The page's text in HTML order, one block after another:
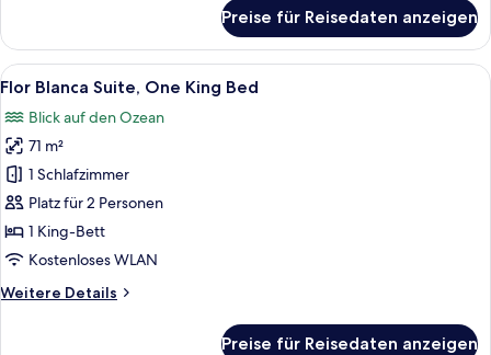
Bed)
anzeigen
(Flor
Blanca,
One
Bed)
Preise für Reisedaten anzeigen
Alle
Fotos
für
Flor
Blanca
Suite,
One
King
anzeigen
Ein Zimmer mit Blick auf eine üppige
6
Flor Blanca Suite, One King Bed
Blick auf den Ozean
71 m²
1 Schlafzimmer
Platz für 2 Personen
1 King-Bett
Kostenloses WLAN
Weitere Details
Weitere
Preise für Reisedaten anzeigen